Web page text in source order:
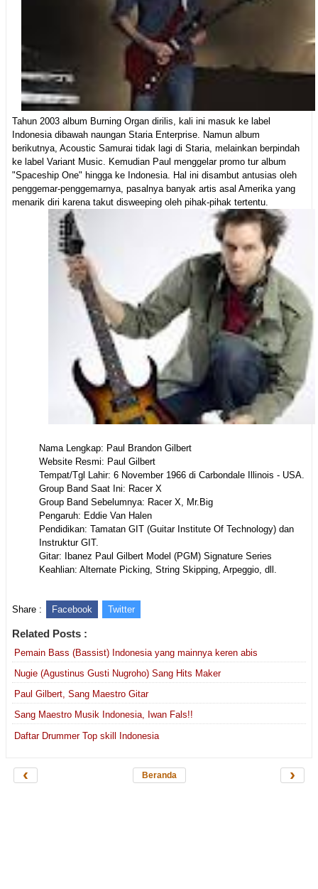
Tahun 2003 album Burning Organ dirilis, kali ini masuk ke label
Indonesia dibawah naungan Staria Enterprise. Namun album
berikutnya, Acoustic Samurai tidak lagi di Staria, melainkan berpindah
ke label Variant Music. Kemudian Paul menggelar promo tur album
"Spaceship One" hingga ke Indonesia. Hal ini disambut antusias oleh
penggemar-penggemarnya, pasalnya banyak artis asal Amerika yang
menarik diri karena takut disweeping oleh pihak-pihak tertentu.
Nama Lengkap: Paul Brandon Gilbert
Website Resmi: Paul Gilbert
Tempat/Tgl Lahir: 6 November 1966 di Carbondale Illinois - USA.
Group Band Saat Ini: Racer X
Group Band Sebelumnya: Racer X, Mr.Big
Pengaruh: Eddie Van Halen
Pendidikan: Tamatan GIT (Guitar Institute Of Technology) dan
Instruktur GIT.
Gitar: Ibanez Paul Gilbert Model (PGM) Signature Series
Keahlian: Alternate Picking, String Skipping, Arpeggio, dll.
Share : Facebook Twitter
Related Posts :
Pemain Bass (Bassist) Indonesia yang mainnya keren abis
Nugie (Agustinus Gusti Nugroho) Sang Hits Maker
Paul Gilbert, Sang Maestro Gitar
Sang Maestro Musik Indonesia, Iwan Fals!!
Daftar Drummer Top skill Indonesia
‹ ›
Beranda